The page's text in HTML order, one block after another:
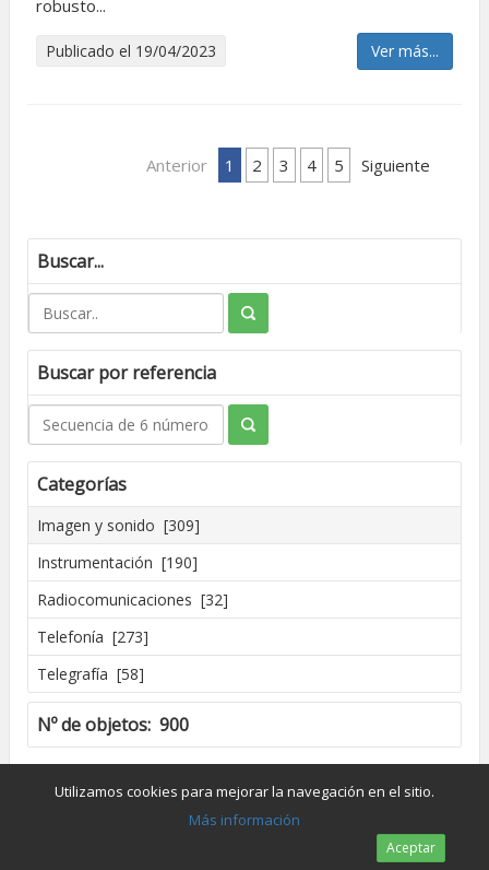
robusto...
Publicado el 19/04/2023 Ver más...
Anterior 1 2 3 4 5 Siguiente
Buscar...
Buscar por referencia
Categorías
Imagen y sonido [309]
Instrumentación [190]
Radiocomunicaciones [32]
Telefonía [273]
Telegrafía [58]
Nº de objetos: 900
Creado por José Madrid [2016]
Dpto. de Conservación y Restauración de Bienes Culturales - UPV
Utilizamos cookies para mejorar la navegación en el sitio.
Más información
Aceptar